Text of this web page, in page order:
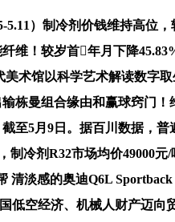
）制冷剂价钱维持高位
！较岁首年月下降
术馆以科学艺术解读数字
栋曼组合缘由和赢球窍门
至5月9日。据百川数据，
冷剂R32市场均价49000
淡感的奥迪Q6L
低空经济、机械人财产迈